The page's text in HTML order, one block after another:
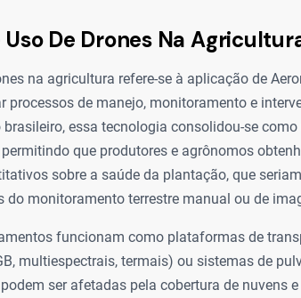
Uso De Drones Na
na agricultura refere-se à aplicação de
processos de manejo, monitoramento e
brasileiro, essa tecnologia consolidou-se
permitindo que produtores e agrônomos
sobre a saúde da plantação, que
do monitoramento terrestre manual ou de
funcionam como plataformas de
multiespectrais, termais) ou sistemas de
ser afetadas pela cobertura de nuvens